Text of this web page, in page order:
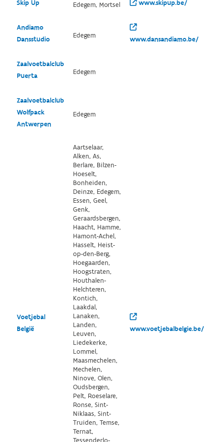
Skip Up Edegem, Mortsel www.skipup.be/
Andiamo
Dansstudio
Edegem www.dansandiamo.be/
Zaalvoetbalclub
Puerta
Edegem
Zaalvoetbalclub
Wolfpack
Antwerpen
Edegem
Voetjebal
België
Aartselaar,
Alken, As,
Berlare, Bilzen-
Hoeselt,
Bonheiden,
Deinze, Edegem,
Essen, Geel,
Genk,
Geraardsbergen,
Haacht, Hamme,
Hamont-Achel,
Hasselt, Heist-
op-den-Berg,
Hoegaarden,
Hoogstraten,
Houthalen-
Helchteren,
Kontich,
Laakdal,
Lanaken,
Landen,
Leuven,
Liedekerke,
Lommel,
Maasmechelen,
Mechelen,
Ninove, Olen,
Oudsbergen,
Pelt, Roeselare,
Ronse, Sint-
Niklaas, Sint-
Truiden, Temse,
Ternat,
www.voetjebalbelgie.be/